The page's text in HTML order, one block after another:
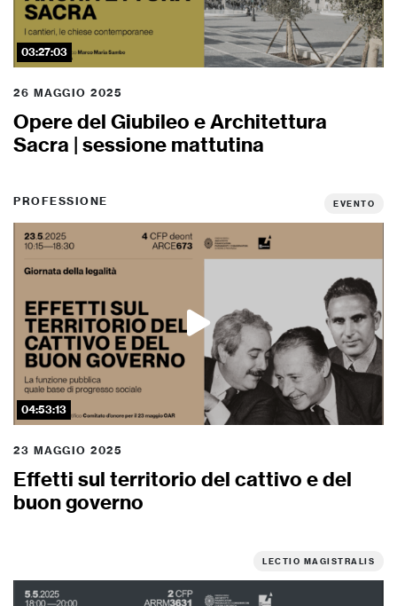
03:27:03
26 MAGGIO 2025
Opere del Giubileo e Architettura
Sacra | sessione mattutina
PROFESSIONE EVENTO
04:53:13
23 MAGGIO 2025
Effetti sul territorio del cattivo e del
buon governo
LECTIO MAGISTRALIS